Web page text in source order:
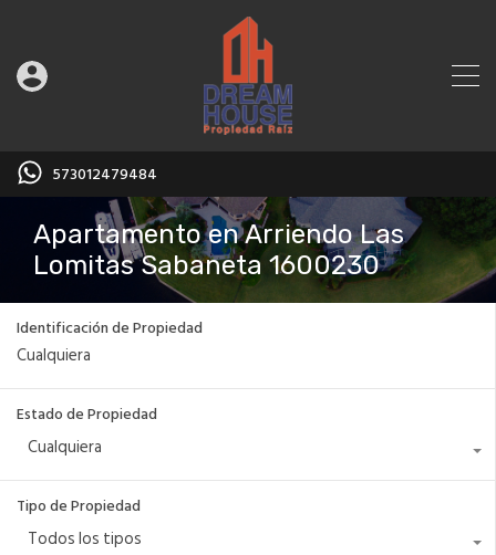
573012479484
Apartamento en Arriendo Las
Lomitas Sabaneta 1600230
Identificación de Propiedad
Estado de Propiedad
Cualquiera
Tipo de Propiedad
Todos los tipos